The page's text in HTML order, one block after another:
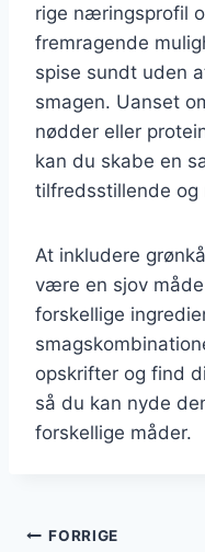
rige næringsprofil
fremragende
spise sundt uden
smagen. Uanset
nødder eller
kan du skabe en
tilfredsstillende
At inkludere
være en sjov
forskellige
opskrifter og find
så du kan nyde
forskellige måder.
FORRIGE